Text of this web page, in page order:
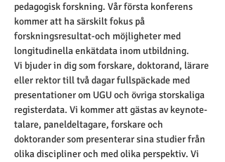
pedagogisk forskning. Vår första konferens
kommer att ha särskilt fokus på
forskningsresultat-och möjligheter med
longitudinella enkätdata inom utbildning.
Vi bjuder in dig som forskare, doktorand, lärare
eller rektor till två dagar fullspäckade med
presentationer om UGU och övriga storskaliga
registerdata. Vi kommer att gästas av keynote-
talare, paneldeltagare, forskare och
doktorander som presenterar sina studier från
olika discipliner och med olika perspektiv. Vi